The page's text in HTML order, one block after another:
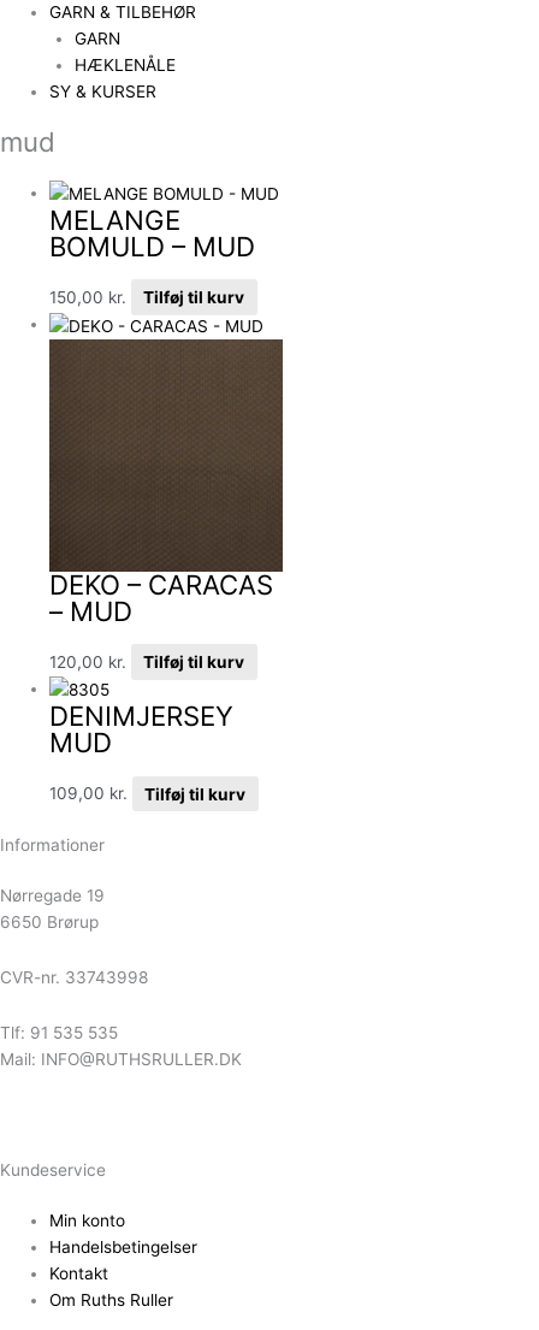
GARN & TILBEHØR
GARN
HÆKLENÅLE
SY & KURSER
mud
MELANGE
BOMULD – MUD
150,00 kr. Tilføj til kurv
DEKO – CARACAS
– MUD
120,00 kr. Tilføj til kurv
DENIMJERSEY
MUD
109,00 kr. Tilføj til kurv
Informationer
Nørregade 19
6650 Brørup
CVR-nr. 33743998
Tlf: 91 535 535
Mail: INFO@RUTHSRULLER.DK
Kundeservice
Min konto
Handelsbetingelser
Kontakt
Om Ruths Ruller